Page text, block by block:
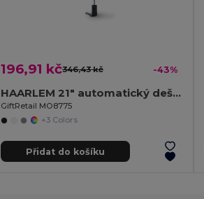
196,91 kč346,43 kč -43%
HAARLEM 21" automatický deštník
GiftRetail MO8775
+3 Colors
Přidat do košíku